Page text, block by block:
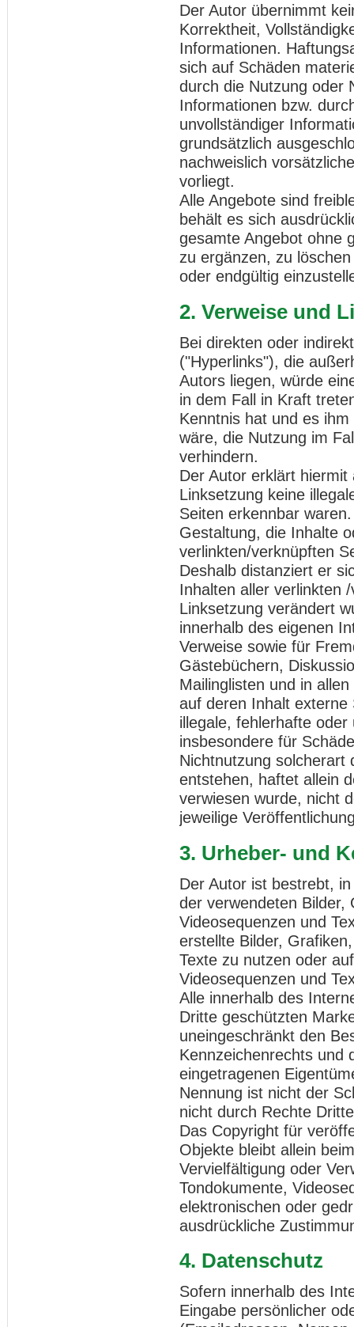
Der Autor übernimmt
Korrektheit,
Informationen.
sich auf Schäden
durch die Nutzung oder
Informationen bzw.
unvollständiger
grundsätzlich
nachweislich
vorliegt.
Alle Angebote sind
behält es sich
gesamte Angebot ohne
zu ergänzen, zu
oder endgültig
2. Verweise und
Bei direkten oder
("Hyperlinks"), die
Autors liegen, würde
in dem Fall in Kraft
Kenntnis hat und es
wäre, die Nutzung im
verhindern.
Der Autor erklärt
Linksetzung keine
Seiten erkennbar
Gestaltung, die Inhalte
verlinkten/verknüpften
Deshalb distanziert er
Inhalten aller verlinkten
Linksetzung verändert
innerhalb des eigenen
Verweise sowie für
Gästebüchern,
Mailinglisten und in
auf deren Inhalt externe
illegale, fehlerhafte
insbesondere für
Nichtnutzung solcherart
entstehen, haftet allein
verwiesen wurde, nicht
jeweilige
3. Urheber- und
Der Autor ist bestrebt,
der verwendeten Bilder,
Videosequenzen und
erstellte Bilder,
Texte zu nutzen oder
Videosequenzen und
Alle innerhalb des
Dritte geschützten
uneingeschränkt den
Kennzeichenrechts und
eingetragenen
Nennung ist nicht der
nicht durch Rechte
Das Copyright für
Objekte bleibt allein
Vervielfältigung oder
Tondokumente,
elektronischen oder
ausdrückliche
4. Datenschutz
Sofern innerhalb des
Eingabe persönlicher